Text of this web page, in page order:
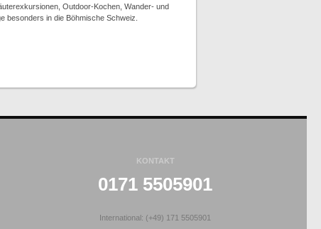
Outdoor-Kochen, Wander- und
besonders in die Böhmische Schweiz.
KONTAKT
0171 5505901
International: (+49) 171 5505901